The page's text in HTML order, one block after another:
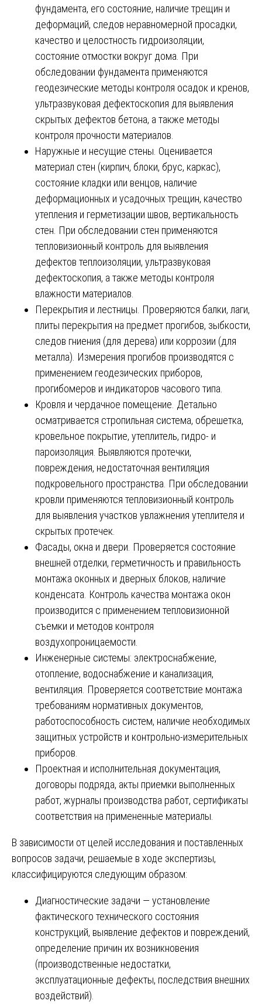
фундамента, его состояние, наличие трещин и
деформаций, следов неравномерной просадки,
качество и целостность гидроизоляции,
состояние отмостки вокруг дома. При
обследовании фундамента применяются
геодезические методы контроля осадок и кренов,
ультразвуковая дефектоскопия для выявления
скрытых дефектов бетона, а также методы
контроля прочности материалов.
Наружные и несущие стены. Оценивается
материал стен (кирпич, блоки, брус, каркас),
состояние кладки или венцов, наличие
деформационных и усадочных трещин, качество
утепления и герметизации швов, вертикальность
стен. При обследовании стен применяются
тепловизионный контроль для выявления
дефектов теплоизоляции, ультразвуковая
дефектоскопия, а также методы контроля
влажности материалов.
Перекрытия и лестницы. Проверяются балки, лаги,
плиты перекрытия на предмет прогибов, зыбкости,
следов гниения (для дерева) или коррозии (для
металла). Измерения прогибов производятся с
применением геодезических приборов,
прогибомеров и индикаторов часового типа.
Кровля и чердачное помещение. Детально
осматривается стропильная система, обрешетка,
кровельное покрытие, утеплитель, гидро- и
пароизоляция. Выявляются протечки,
повреждения, недостаточная вентиляция
подкровельного пространства. При обследовании
кровли применяются тепловизионный контроль
для выявления участков увлажнения утеплителя и
скрытых протечек.
Фасады, окна и двери. Проверяется состояние
внешней отделки, герметичность и правильность
монтажа оконных и дверных блоков, наличие
конденсата. Контроль качества монтажа окон
производится с применением тепловизионной
съемки и методов контроля
воздухопроницаемости.
Инженерные системы: электроснабжение,
отопление, водоснабжение и канализация,
вентиляция. Проверяется соответствие монтажа
требованиям нормативных документов,
работоспособность систем, наличие необходимых
защитных устройств и контрольно-измерительных
приборов.
Проектная и исполнительная документация,
договоры подряда, акты приемки выполненных
работ, журналы производства работ, сертификаты
соответствия на примененные материалы.
В зависимости от целей исследования и поставленных
вопросов задачи, решаемые в ходе экспертизы,
классифицируются следующим образом:
Диагностические задачи — установление
фактического технического состояния
конструкций, выявление дефектов и повреждений,
определение причин их возникновения
(производственные недостатки,
эксплуатационные дефекты, последствия внешних
воздействий).